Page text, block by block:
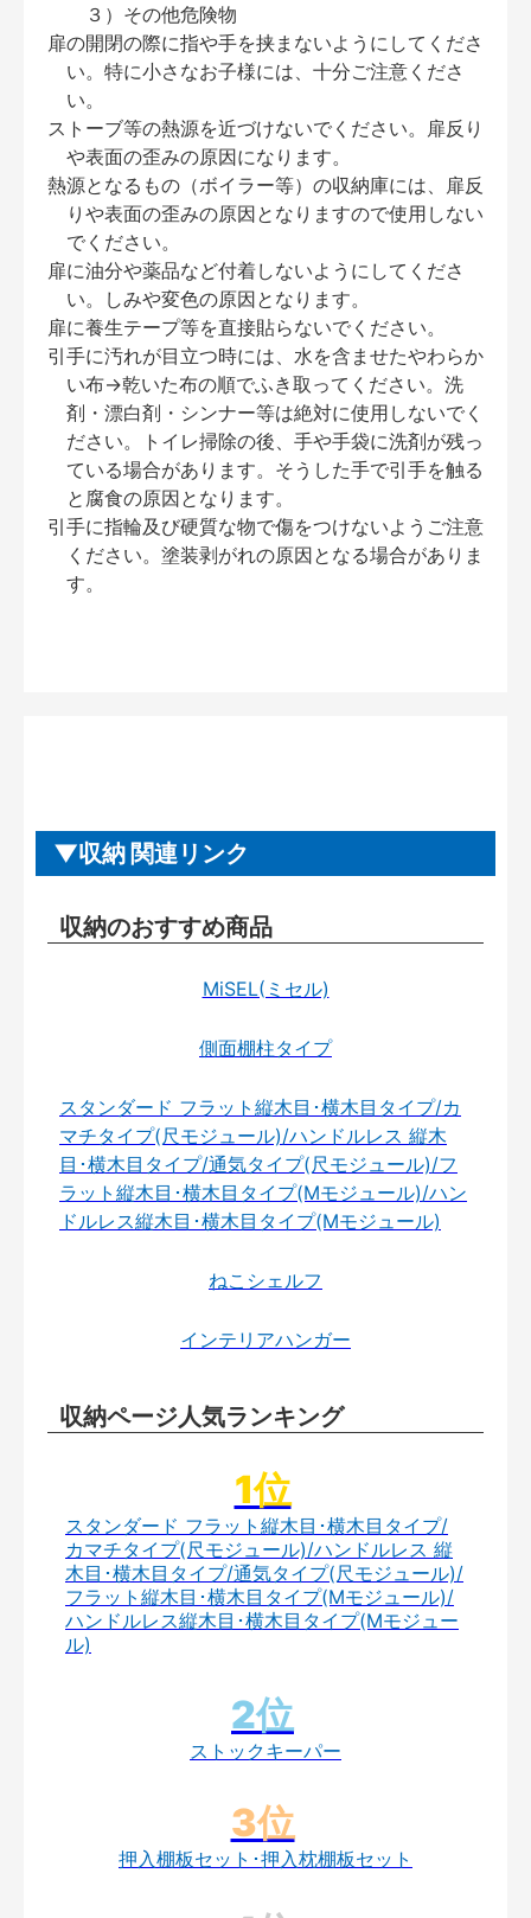
３）その他危険物
扉の開閉の際に指や手を挟まないようにしてくださ
い。特に小さなお子様には、十分ご注意くださ
い。
ストーブ等の熱源を近づけないでください。扉反り
や表面の歪みの原因になります。
熱源となるもの（ボイラー等）の収納庫には、扉反
りや表面の歪みの原因となりますので使用しない
でください。
扉に油分や薬品など付着しないようにしてくださ
い。しみや変色の原因となります。
扉に養生テープ等を直接貼らないでください。
引手に汚れが目立つ時には、水を含ませたやわらか
い布→乾いた布の順でふき取ってください。洗
剤・漂白剤・シンナー等は絶対に使用しないでく
ださい。トイレ掃除の後、手や手袋に洗剤が残っ
ている場合があります。そうした手で引手を触る
と腐食の原因となります。
引手に指輪及び硬質な物で傷をつけないようご注意
ください。塗装剥がれの原因となる場合がありま
す。
収納 関連リンク
収納のおすすめ商品
MiSEL(ミセル)
側面棚柱タイプ
スタンダード フラット縦木目･横木目タイプ/カ
マチタイプ(尺モジュール)/ハンドルレス 縦木
目･横木目タイプ/通気タイプ(尺モジュール)/フ
ラット縦木目･横木目タイプ(Mモジュール)/ハン
ドルレス縦木目･横木目タイプ(Mモジュール)
ねこシェルフ
インテリアハンガー
収納ページ人気ランキング
スタンダード フラット縦木目･横木目タイプ/
カマチタイプ(尺モジュール)/ハンドルレス 縦
木目･横木目タイプ/通気タイプ(尺モジュール)/
フラット縦木目･横木目タイプ(Mモジュール)/
ハンドルレス縦木目･横木目タイプ(Mモジュー
ル)
ストックキーパー
押入棚板セット･押入枕棚板セット